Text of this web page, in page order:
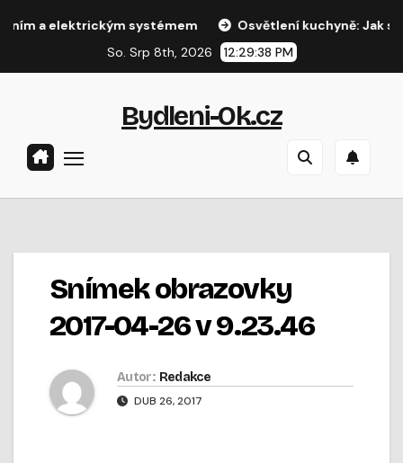
a elektrickým systémem
Osvětlení kuchyně: Jak
So. Srp 8th, 2026
12:29:39 PM
Bydleni-Ok.cz
Snímek obrazovky
2017-04-26 v 9.23.46
Autor: Redakce
DUB 26, 2017